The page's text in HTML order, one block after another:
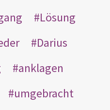
Lösung
Darius
anklagen
umgebracht